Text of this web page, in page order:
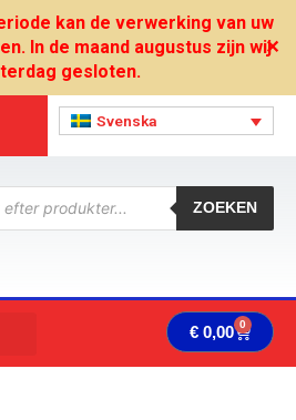
kan de verwerking van uw
In de maand augustus zijn wij
gesloten.
✕
Svenska
ZOEKEN
€ 0,00 0